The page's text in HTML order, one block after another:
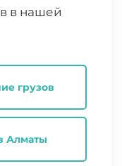
в нашей
грузов
Алматы